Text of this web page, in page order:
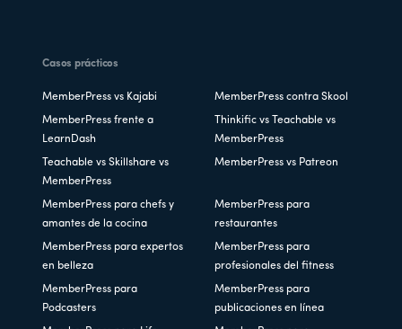
Casos prácticos
MemberPress vs Kajabi MemberPress contra Skool
MemberPress frente a
LearnDash
Thinkific vs Teachable vs
MemberPress
Teachable vs Skillshare vs
MemberPress
MemberPress vs Patreon
MemberPress para chefs y
amantes de la cocina
MemberPress para
restaurantes
MemberPress para expertos
en belleza
MemberPress para
profesionales del fitness
MemberPress para
Podcasters
MemberPress para
publicaciones en línea